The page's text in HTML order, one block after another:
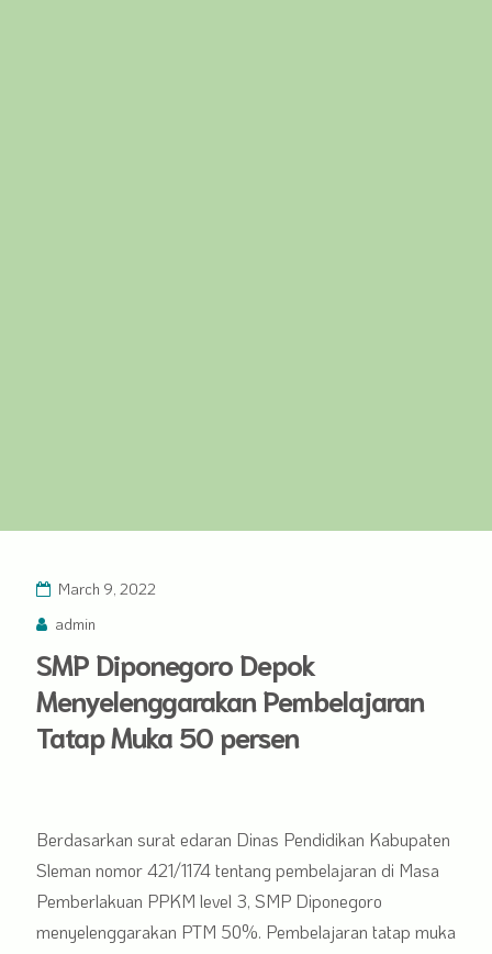
March 9, 2022
admin
SMP Diponegoro Depok
Menyelenggarakan Pembelajaran
Tatap Muka 50 persen
Berdasarkan surat edaran Dinas Pendidikan Kabupaten
Sleman nomor 421/1174 tentang pembelajaran di Masa
Pemberlakuan PPKM level 3, SMP Diponegoro
menyelenggarakan PTM 50%. Pembelajaran tatap muka